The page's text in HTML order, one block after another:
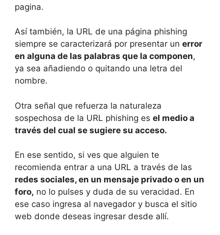
pagina.
Así también, la URL de una página phishing
siempre se caracterizará por presentar un error
en alguna de las palabras que la componen,
ya sea añadiendo o quitando una letra del
nombre.
Otra señal que refuerza la naturaleza
sospechosa de la URL phishing es el medio a
través del cual se sugiere su acceso.
En ese sentido, si ves que alguien te
recomienda entrar a una URL a través de las
redes sociales, en un mensaje privado o en un
foro, no lo pulses y duda de su veracidad. En
ese caso ingresa al navegador y busca el sitio
web donde deseas ingresar desde allí.